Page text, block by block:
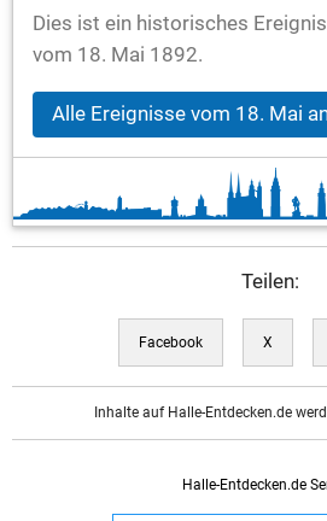
Dies ist ein historisches
vom 18. Mai 1892.
Alle Ereignisse vom 18. Mai
Teilen:
Facebook X
Inhalte auf Halle-Entdecken.de
Halle-Entdecken.de